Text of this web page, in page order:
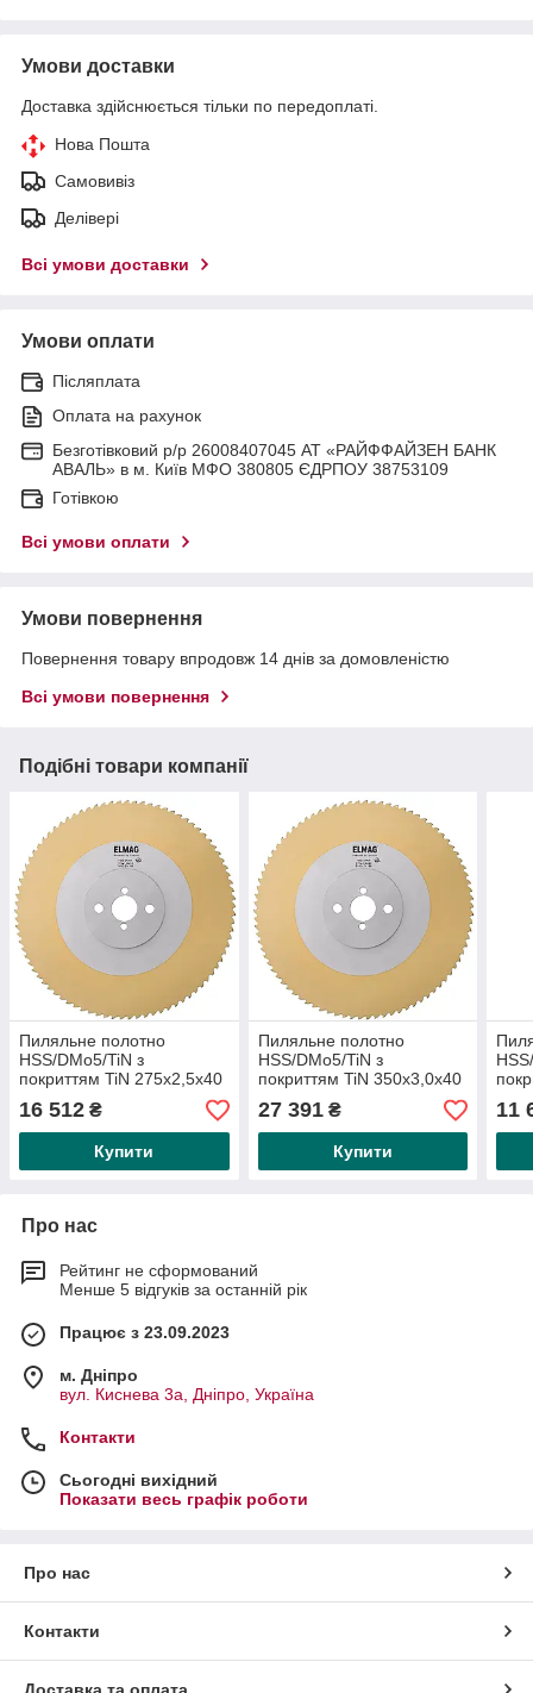
Умови доставки
Доставка здійснюється тільки по передоплаті.
Нова Пошта
Самовивіз
Делівері
Всі умови доставки
Умови оплати
Післяплата
Оплата на рахунок
Безготівковий р/р 26008407045 АТ «РАЙФФАЙЗЕН БАНК
АВАЛЬ» в м. Київ МФО 380805 ЄДРПОУ 38753109
Готівкою
Всі умови оплати
Умови повернення
Повернення товару впродовж 14 днів за домовленістю
Всі умови повернення
Подібні товари компанії
Пиляльне полотно
HSS/DMo5/TiN з
покриттям TiN 275x2,5x40
мм T6 140 зубців
16 512 ₴
Купити
Пиляльне полотно
HSS/DMo5/TiN з
покриттям TiN 350x3,0x40
мм T6 180 зубців
27 391₴
Купити
мм
11
Про нас
Рейтинг не сформований
Менше 5 відгуків за останній рік
Працює з 23.09.2023
м. Дніпро
вул. Киснева 3а, Дніпро, Україна
Контакти
Сьогодні вихідний
Показати весь графік роботи
Про нас
Контакти